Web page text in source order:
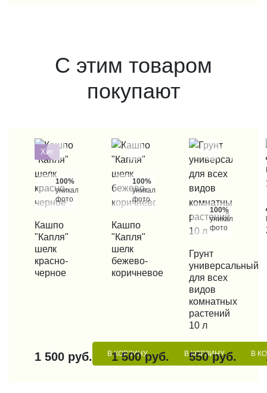
С этим товаром
покупают
Хит
100%
уникальные
фото
КУПИТЬ В 1 КЛИК
Кашпо
"Капля"
шелк
красно-
черное
1 500 руб. В КОРЗИНУ
100%
уникальные
фото
КУПИТЬ В 1 КЛИК
Кашпо
"Капля"
шелк
бежево-
коричневое
1 500 руб. В КОРЗИНУ
100%
уникальные
фото
КУПИТЬ В 1 КЛИК
Грунт
универсальный
для всех
видов
комнатных
растений
10 л
550 руб. В